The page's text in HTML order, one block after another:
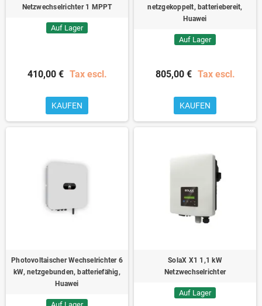
Netzwechselrichter 1 MPPT
Auf Lager
410,00 € Tax escl.
KAUFEN
netzgekoppelt, batteriebereit,
Huawei
Auf Lager
805,00 € Tax escl.
KAUFEN
Photovoltaischer Wechselrichter 6
kW, netzgebunden, batteriefähig,
Huawei
SolaX X1 1,1 kW
Netzwechselrichter
Auf Lager